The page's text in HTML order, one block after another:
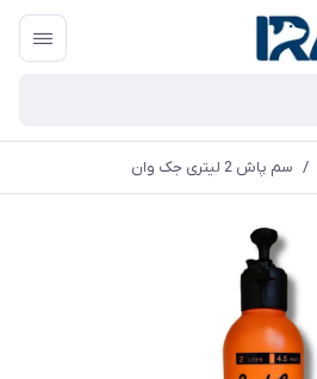
/ سم پاش 2 لیتری جک وان